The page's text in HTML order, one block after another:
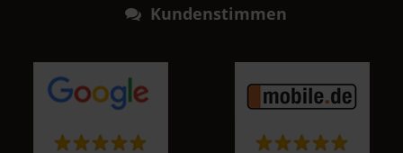
Kundenstimmen